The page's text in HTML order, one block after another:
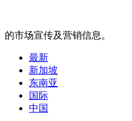
的市场宣传及营销信息。
最新
新加坡
东南亚
国际
中国